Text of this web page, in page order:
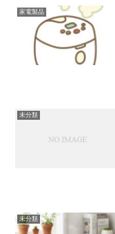
家電製品
未分類
未分類